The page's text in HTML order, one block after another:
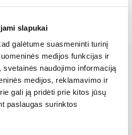
slapukai
galėtume suasmeninti turinį
medijos funkcijas ir
svetainės naudojimo informaciją
medijos, reklamavimo ir
gali ją pridėti prie kitos jūsų
paslaugas surinktos
partneriai